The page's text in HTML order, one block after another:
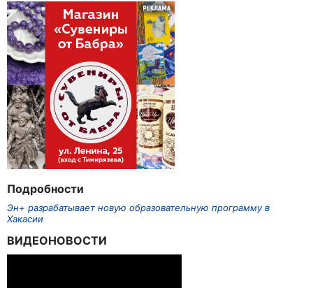
Подробности
Эн+ разрабатывает новую образовательную программу в
Хакасии
ВИДЕОНОВОСТИ